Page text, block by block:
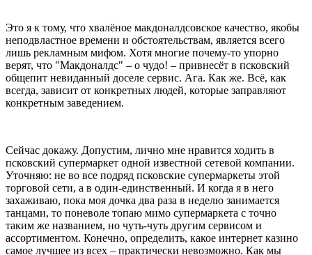
Это я к тому, что хвалёное макдоналдсовское качество, якобы
неподвластное времени и обстоятельствам, является всего
лишь рекламным мифом. Хотя многие почему-то упорно
верят, что "Макдоналдс" – о чудо! – привнесёт в псковский
общепит невиданный доселе сервис. Ага. Как же. Всё, как
всегда, зависит от конкретных людей, которые заправляют
конкретным заведением.
Сейчас докажу. Допустим, лично мне нравится ходить в
псковский супермаркет одной известной сетевой компании.
Уточняю: не во все подряд псковские супермаркеты этой
торговой сети, а в один-единственный. И когда я в него
захаживаю, пока моя дочка два раза в неделю занимается
танцами, то поневоле топаю мимо супермаркета с точно
таким же названием, но чуть-чуть другим сервисом и
ассортиментом. Конечно, определить, какое интернет казино
самое лучшее из всех – практически невозможно. Как мы